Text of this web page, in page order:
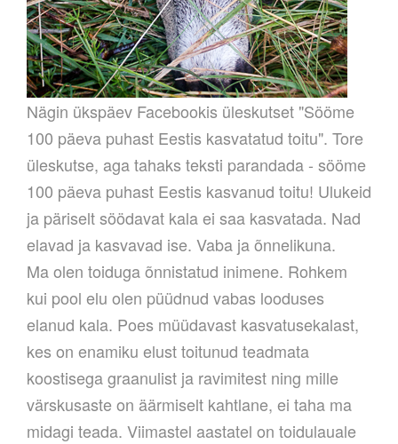
Nägin ükspäev Facebookis üleskutset "Sööme
100 päeva puhast Eestis kasvatatud toitu". Tore
üleskutse, aga tahaks teksti parandada - sööme
100 päeva puhast Eestis kasvanud toitu! Ulukeid
ja päriselt söödavat kala ei saa kasvatada. Nad
elavad ja kasvavad ise. Vaba ja õnnelikuna.
Ma olen toiduga õnnistatud inimene. Rohkem
kui pool elu olen püüdnud vabas looduses
elanud kala. Poes müüdavast kasvatusekalast,
kes on enamiku elust toitunud teadmata
koostisega graanulist ja ravimitest ning mille
värskusaste on äärmiselt kahtlane, ei taha ma
midagi teada. Viimastel aastatel on toidulauale